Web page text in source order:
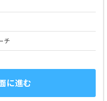
チ
に進む